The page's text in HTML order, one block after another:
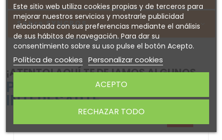
Sobre SYNCROS
¡ATENTO! AQUÍ TE DEJAMOS ALGUNOS
PRODUCTOS QUE PODRÍAN
INTERESARTE
Este sitio web utiliza cookies propias y de terceros para
mejorar nuestros servicios y mostrarle publicidad
relacionada con sus preferencias mediante el análisis
de sus hábitos de navegación. Para dar su
consentimiento sobre su uso pulse el botón Acepto.
Política de cookies Personalizar cookies
RECHAZAR TODO
ACEPTO